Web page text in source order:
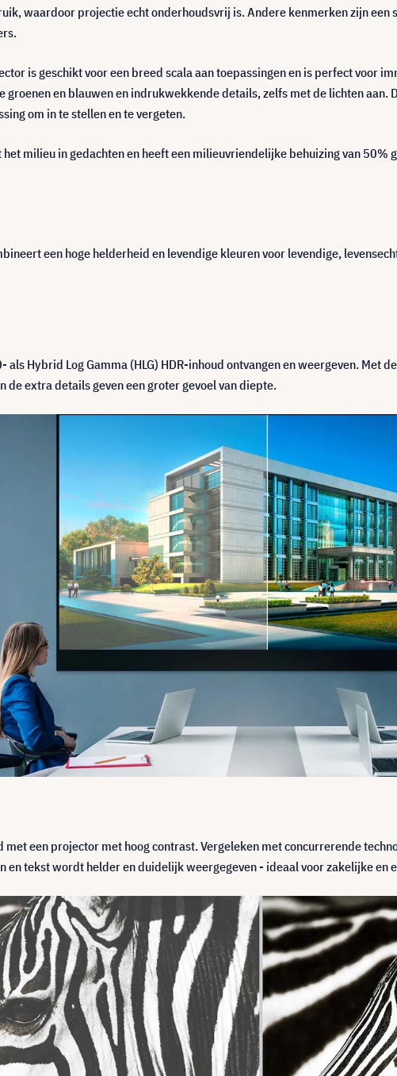
waardoor projectie echt onderhoudsvrij is. Andere kenmerken zijn
is geschikt voor een breed scala aan toepassingen en is perfect voor
groenen en blauwen en indrukwekkende details, zelfs met de lichten
om in te stellen en te vergeten.
milieu in gedachten en heeft een milieuvriendelijke behuizing van
een hoge helderheid en levendige kleuren voor levendige,
als Hybrid Log Gamma (HLG) HDR-inhoud ontvangen en weergeven.
de extra details geven een groter gevoel van diepte.
met een projector met hoog contrast. Vergeleken met concurrerende
en tekst wordt helder en duidelijk weergegeven - ideaal voor zakelijke en